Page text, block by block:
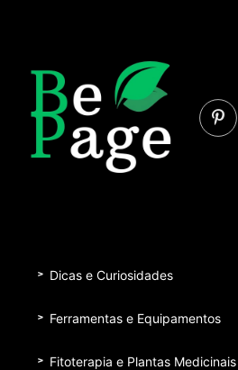
Dicas e Curiosidades
Ferramentas e Equipamentos
Fitoterapia e Plantas Medicinais